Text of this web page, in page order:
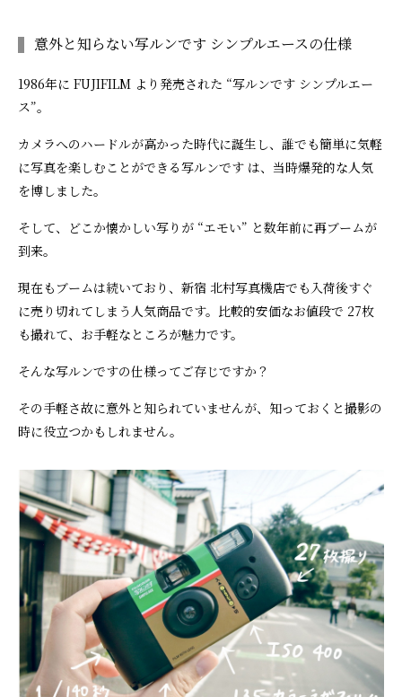
意外と知らない写ルンです シンプルエースの仕様
1986年に FUJIFILM より発売された “写ルンです シンプルエー
ス”。
カメラへのハードルが高かった時代に誕生し、誰でも簡単に気軽
に写真を楽しむことができる写ルンです は、当時爆発的な人気
を博しました。
そして、どこか懐かしい写りが “エモい” と数年前に再ブームが
到来。
現在もブームは続いており、新宿 北村写真機店でも入荷後すぐ
に売り切れてしまう人気商品です。比較的安価なお値段で 27枚
も撮れて、お手軽なところが魅力です。
そんな写ルンですの仕様ってご存じですか？
その手軽さ故に意外と知られていませんが、知っておくと撮影の
時に役立つかもしれません。